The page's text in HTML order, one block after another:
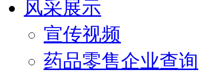
风采展示
宣传视频
药品零售企业查询